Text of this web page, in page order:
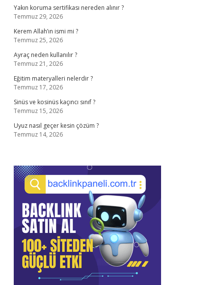
Yakın koruma sertifikası nereden alınır ?
Temmuz 29, 2026
Kerem Allah’ın ismi mi ?
Temmuz 25, 2026
Ayraç neden kullanılır ?
Temmuz 21, 2026
Eğitim materyalleri nelerdir ?
Temmuz 17, 2026
Sinüs ve kosinüs kaçıncı sınıf ?
Temmuz 15, 2026
Uyuz nasıl geçer kesin çözüm ?
Temmuz 14, 2026